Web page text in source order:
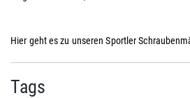
Hier geht es zu unseren Sportler
Tags